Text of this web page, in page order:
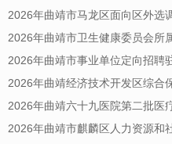
2026年曲靖市马龙区面向区外选
2026年曲靖市卫生健康委员会所
2026年曲靖市事业单位定向招聘
2026年曲靖经济技术开发区综合
2026年曲靖六十九医院第二批医
2026年曲靖市麒麟区人力资源和